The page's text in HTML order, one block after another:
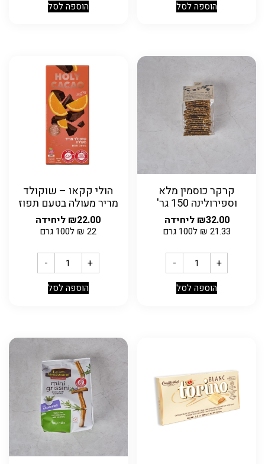
הוספה לסל הוספה לסל
קרקר כוסמין מלא
וספירולינה 150 גר'
₪32.00 ליחידה
21.33
₪ ל100 גרם
- +
הוספה לסל
הולי קקאו – שוקולד
מריר מעולה בטעם תפוז
₪22.00 ליחידה
22
₪ ל100 גרם
- +
הוספה לסל